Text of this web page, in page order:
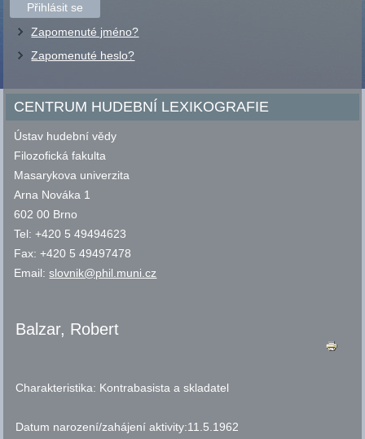
Přihlásit se
Zapomenuté jméno?
Zapomenuté heslo?
CENTRUM HUDEBNÍ LEXIKOGRAFIE
Ústav hudební vědy
Filozofická fakulta
Masarykova univerzita
Arna Nováka 1
602 00 Brno
Tel: +420 5 49494623
Fax: +420 5 49497478
Email:slovnik@phil.muni.cz
Balzar, Robert
Charakteristika: Kontrabasista a skladatel
Datum narození/zahájení aktivity:11.5.1962